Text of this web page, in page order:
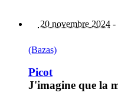
20 novembre 2024 -
(Bazas)
Picot
J'imagine que la